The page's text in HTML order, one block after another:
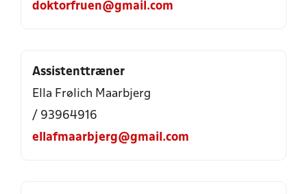
doktorfruen@gmail.com
Assistenttræner
Ella Frølich Maarbjerg
/ 93964916
ellafmaarbjerg@gmail.com